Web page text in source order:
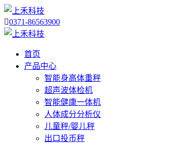
0371-86563900
首页
产品中心
智能身高体重秤
超声波体检机
智能健康一体机
人体成分分析仪
儿童秤/婴儿秤
出口投币秤